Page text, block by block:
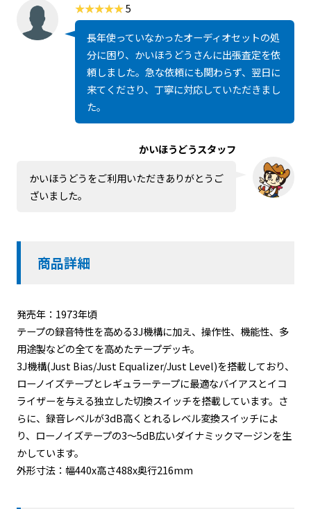
5
長年使っていなかったオーディオセットの処
分に困り、かいほうどうさんに出張査定を依
頼しました。急な依頼にも関わらず、翌日に
来てくださり、丁寧に対応していただきまし
た。
かいほうどうスタッフ
かいほうどうをご利用いただきありがとうご
ざいました。
商品詳細
発売年：1973年頃
テープの録音特性を高める3J機構に加え、操作性、機能性、多
用途製などの全てを高めたテープデッキ。
3J機構(Just Bias/Just Equalizer/Just Level)を搭載しており、
ローノイズテープとレギュラーテープに最適なバイアスとイコ
ライザーを与える独立した切換スイッチを搭載しています。さ
らに、録音レベルが3dB高くとれるレベル変換スイッチによ
り、ローノイズテープの3～5dB広いダイナミックマージンを生
かしています。
外形寸法：幅440x高さ488x奥行216mm